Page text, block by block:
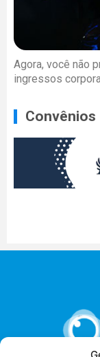
Agora, você não
ingressos
Convênios